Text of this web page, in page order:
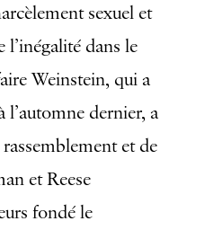
sexuel et
dans le
Weinstein, qui a
l’automne dernier, a
et de
et Reese
fondé le